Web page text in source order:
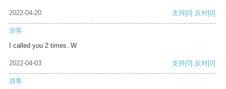
2022-04-20 支持[0] 反对[0]
游客
I called you 2 times. W
2022-04-03 支持[0] 反对[0]
游客